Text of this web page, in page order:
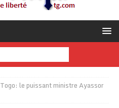
Togo: le puissant ministre Ayassor